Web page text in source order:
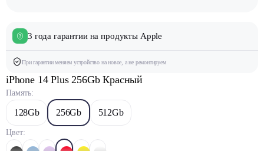
3 года гарантии на продукты Apple
При гарантии меняем устройство на новое, а не ремонтируем
iPhone 14 Plus 256Gb Красный
Память:
128Gb 256Gb 512Gb
Цвет: